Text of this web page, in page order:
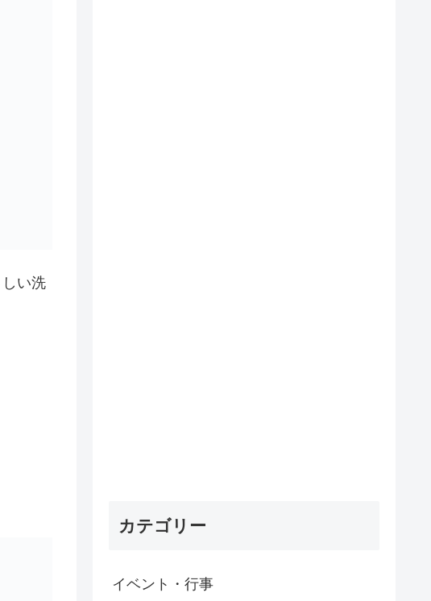
い洗
カテゴリー
イベント・行事